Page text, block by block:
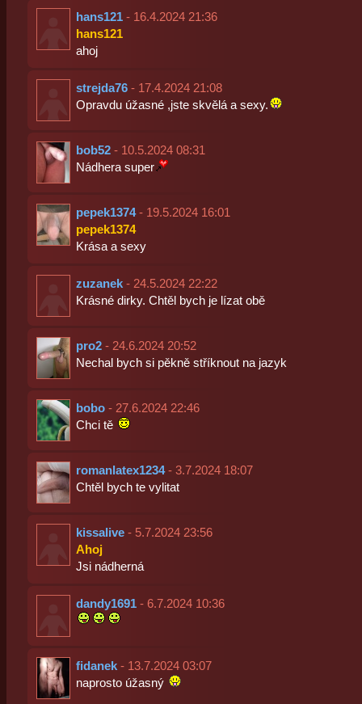
hans121- 16.4.2024 21:36
hans121
ahoj
strejda76- 17.4.2024 21:08
Opravdu úžasné ,jste skvělá a sexy.
bob52- 10.5.2024 08:31
Nádhera super
pepek1374- 19.5.2024 16:01
pepek1374
Krása a sexy
zuzanek- 24.5.2024 22:22
Krásné dirky. Chtěl bych je lízat obě
pro2- 24.6.2024 20:52
Nechal bych si pěkně stříknout na jazyk
bobo- 27.6.2024 22:46
Chci tě
romanlatex1234- 3.7.2024 18:07
Chtěl bych te vylitat
kissalive- 5.7.2024 23:56
Ahoj
Jsi nádherná
dandy1691- 6.7.2024 10:36
fidanek- 13.7.2024 03:07
naprosto úžasný